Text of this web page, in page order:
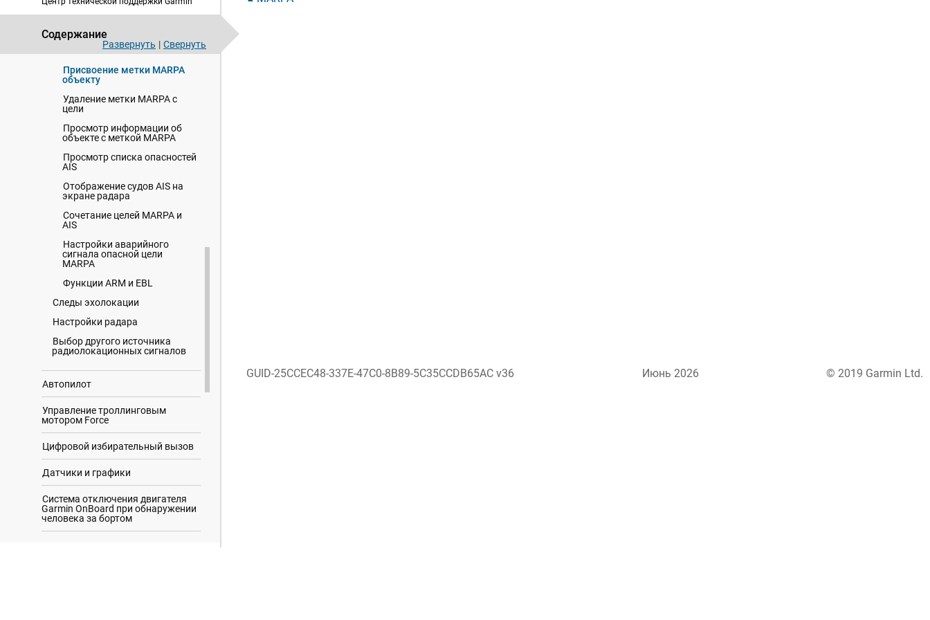
Содержание
Развернуть | Свернуть
Автоматическое удаление
целей MARPA
Присвоение метки MARPA
объекту
Удаление метки MARPA с
цели
Просмотр информации об
объекте с меткой MARPA
Просмотр списка опасностей
AIS
Отображение судов AIS на
экране радара
Сочетание целей MARPA и
AIS
Настройки аварийного
сигнала опасной цели
MARPA
Функции ARM и EBL
Следы эхолокации
Настройки радара
Выбор другого источника
радиолокационных сигналов
Автопилот
Управление троллинговым
мотором Force
Цифровой избирательный вызов
Датчики и графики
Система отключения двигателя
Garmin OnBoard при обнаружении
человека за бортом
GUID-25CCEC48-337E-47C0-8B89-5C35CCDB65AC v36 Июнь 2026 © 2019 Garmin Ltd.